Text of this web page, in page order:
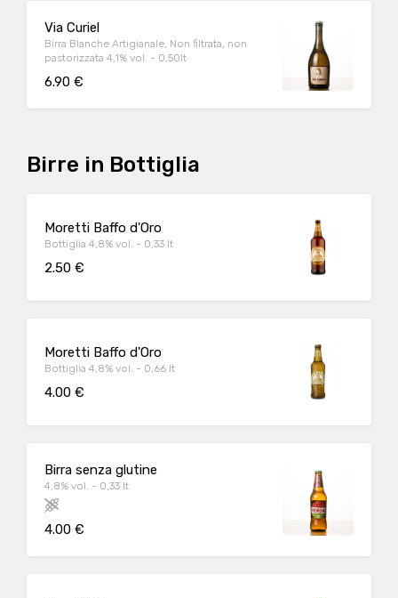
Via Curiel
Birra Blanche Artigianale, Non filtrata, non
pastorizzata 4,1% vol. - 0,50lt
6.90 €
Birre in Bottiglia
Moretti Baffo d'Oro
Bottiglia 4,8% vol. - 0,33 lt
2.50 €
Moretti Baffo d'Oro
Bottiglia 4,8% vol. - 0,66 lt
4.00 €
Birra senza glutine
4,8% vol. - 0,33 lt
4.00 €